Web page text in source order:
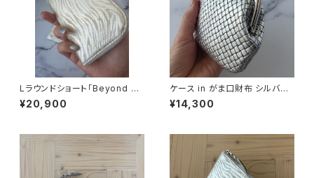
Lラウンドショート「Beyond he
r 」ゴールド
¥20,900
ケース in がま口財布 シルバー
メッシュ型押「手のひらサイズに、
大人の便利さを」
¥14,300